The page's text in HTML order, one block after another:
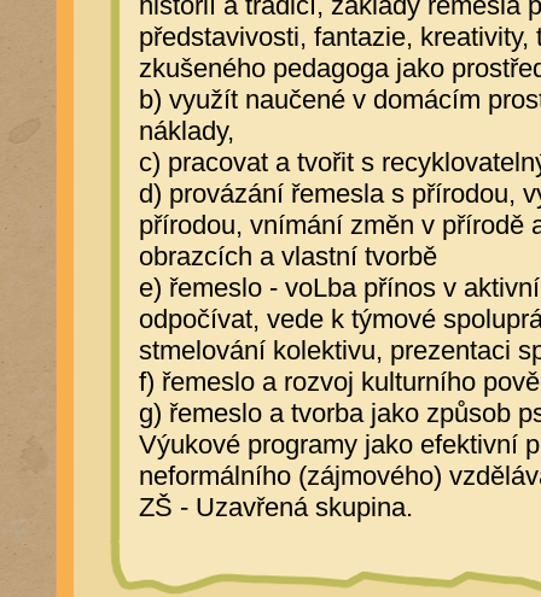
představivosti, fantazie,
zkušeného pedagoga jako
b) využít naučené v domácím
náklady,
c) pracovat a tvořit s
d) provázání řemesla s přírodou,
přírodou, vnímání změn v přírodě
obrazcích a vlastní tvorbě
e) řemeslo - voLba přínos v
odpočívat, vede k týmové
stmelování kolektivu, prezentaci
f) řemeslo a rozvoj kulturního
g) řemeslo a tvorba jako způsob
Výukové programy jako efektivní
neformálního (zájmového)
ZŠ - Uzavřená skupina.